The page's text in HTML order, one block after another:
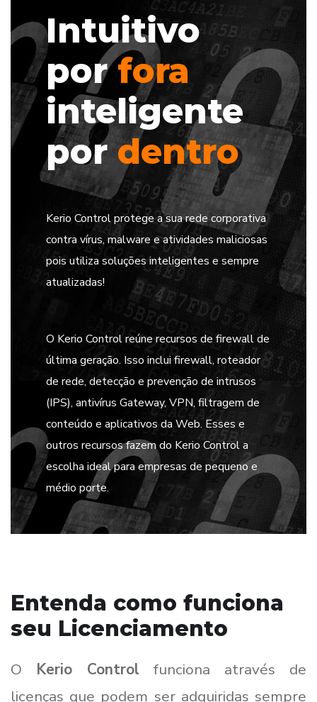
Intuitivo
porfora
inteligente
por dentro
Kerio Control protege a sua rede corporativa
contra vírus, malware e atividades maliciosas
pois utiliza soluções inteligentes e sempre
atualizadas!
O Kerio Control reúne recursos de firewall de
última geração. Isso inclui firewall, roteador
de rede, detecção e prevenção de intrusos
(IPS), antivírus Gateway, VPN, filtragem de
conteúdo e aplicativos da Web. Esses e
outros recursos fazem do Kerio Control a
escolha ideal para empresas de pequeno e
médio porte.
Entenda como funciona
seu Licenciamento
O Kerio Control funciona através de
licenças que podem ser adquiridas sempre